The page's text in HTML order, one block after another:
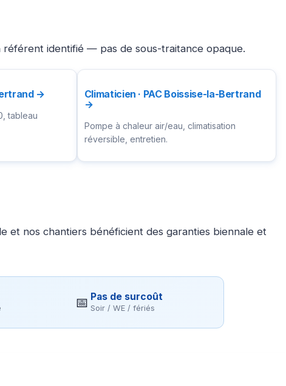
référent identifié — pas de sous-traitance opaque.
→
tableau
Climaticien · PAC Boissise-la-Bertrand
→
Pompe à chaleur air/eau, climatisation
réversible, entretien.
et nos chantiers bénéficient des garanties biennale et
📅 Pas de surcoût
Soir / WE / fériés